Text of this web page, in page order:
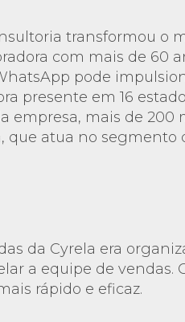
transformou o
com mais de 60
pode
presente em 16
empresa, mais de 200
que atua no segmento
da Cyrela era
a equipe de vendas.
rápido e eficaz.